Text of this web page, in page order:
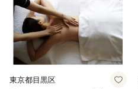
東京都目黒区